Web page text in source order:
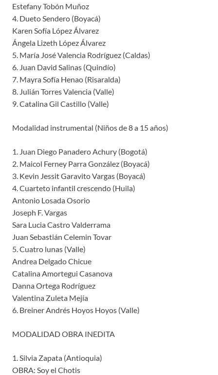
Estefany Tobón Muñoz
4. Dueto Sendero (Boyacá)
Karen Sofía López Álvarez
Ángela Lizeth López Álvarez
5. María José Valencia Rodríguez (Caldas)
6. Juan David Salinas (Quindío)
7. Mayra Sofía Henao (Risaralda)
8. Julián Torres Valencia (Valle)
9. Catalina Gil Castillo (Valle)
Modalidad instrumental (Niños de 8 a 15 años)
1. Juan Diego Panadero Achury (Bogotá)
2. Maicol Ferney Parra González (Boyacá)
3. Kevin Jessit Garavito Vargas (Boyacá)
4. Cuarteto infantil crescendo (Huila)
Antonio Losada Osorio
Joseph F. Vargas
Sara Lucia Castro Valderrama
Juan Sebastián Celemin Tovar
5. Cuatro lunas (Valle)
Andrea Delgado Chicue
Catalina Amortegui Casanova
Danna Ortega Rodríguez
Valentina Zuleta Mejía
6. Breiner Andrés Hoyos Hoyos (Valle)
MODALIDAD OBRA INEDITA
1. Silvia Zapata (Antioquia)
OBRA: Soy el Chotis